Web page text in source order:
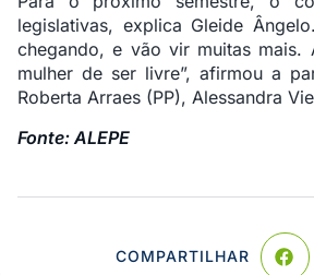
legislativas, explica Gleide
chegando, e vão vir muitas mais.
mulher de ser livre”, afirmou a
Roberta Arraes (PP), Alessandra
Fonte: ALEPE
COMPARTILHAR